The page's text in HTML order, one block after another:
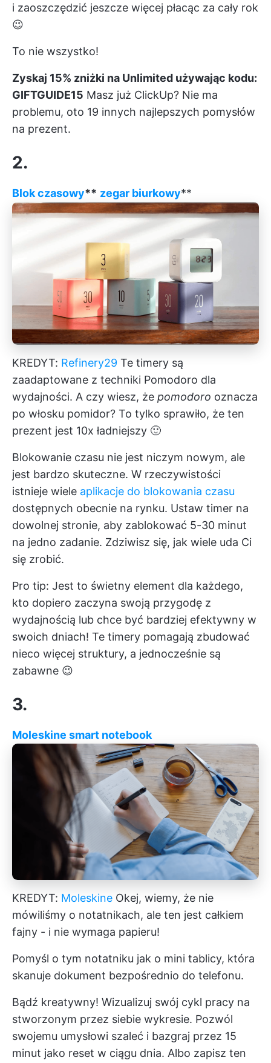
i zaoszczędzić jeszcze więcej płacąc za cały rok
😉
To nie wszystko!
Zyskaj 15% zniżki na Unlimited używając kodu:
GIFTGUIDE15 Masz już ClickUp? Nie ma
problemu, oto 19 innych najlepszych pomysłów
na prezent.
2.
Blok czasowy** zegar biurkowy**
KREDYT: Refinery29 Te timery są
zaadaptowane z techniki Pomodoro dla
wydajności. A czy wiesz, że pomodoro oznacza
po włosku pomidor? To tylko sprawiło, że ten
prezent jest 10x ładniejszy 🙂
Blokowanie czasu nie jest niczym nowym, ale
jest bardzo skuteczne. W rzeczywistości
istnieje wiele aplikacje do blokowania czasu
dostępnych obecnie na rynku. Ustaw timer na
dowolnej stronie, aby zablokować 5-30 minut
na jedno zadanie. Zdziwisz się, jak wiele uda Ci
się zrobić.
Pro tip: Jest to świetny element dla każdego,
kto dopiero zaczyna swoją przygodę z
wydajnością lub chce być bardziej efektywny w
swoich dniach! Te timery pomagają zbudować
nieco więcej struktury, a jednocześnie są
zabawne 😉
3.
Moleskine smart notebook
KREDYT: Moleskine Okej, wiemy, że nie
mówiliśmy o notatnikach, ale ten jest całkiem
fajny - i nie wymaga papieru!
Pomyśl o tym notatniku jak o mini tablicy, która
skanuje dokument bezpośrednio do telefonu.
Bądź kreatywny! Wizualizuj swój cykl pracy na
stworzonym przez siebie wykresie. Pozwól
swojemu umysłowi szaleć i bazgraj przez 15
minut jako reset w ciągu dnia. Albo zapisz ten